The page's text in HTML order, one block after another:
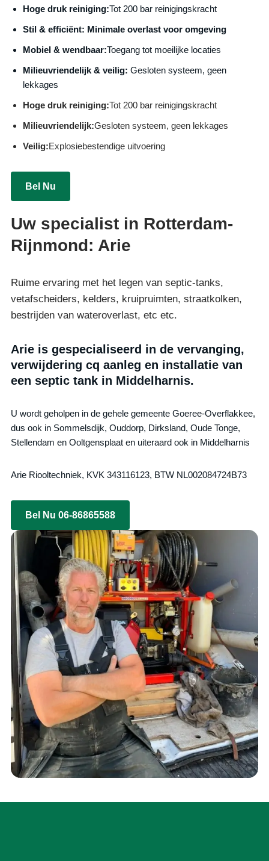
Hoge druk reiniging:Tot 200 bar reinigingskracht
Stil & efficiënt: Minimale overlast voor omgeving
Mobiel & wendbaar:Toegang tot moeilijke locaties
Milieuvriendelijk & veilig: Gesloten systeem, geen
lekkages
Hoge druk reiniging:Tot 200 bar reinigingskracht
Milieuvriendelijk:Gesloten systeem, geen lekkages
Veilig:Explosiebestendige uitvoering
Bel Nu
Uw specialist in Rotterdam-
Rijnmond: Arie
Ruime ervaring met het legen van septic-tanks,
vetafscheiders, kelders, kruipruimten, straatkolken,
bestrijden van wateroverlast, etc etc.
Arie is gespecialiseerd in de vervanging,
verwijdering cq aanleg en installatie van
een septic tank in Middelharnis.
U wordt geholpen in de gehele gemeente Goeree-Overflakkee,
dus ook in Sommelsdijk, Ouddorp, Dirksland, Oude Tonge,
Stellendam en Ooltgensplaat en uiteraard ook in Middelharnis
Arie Riooltechniek, KVK 343116123, BTW NL002084724B73
Bel Nu 06-86865588